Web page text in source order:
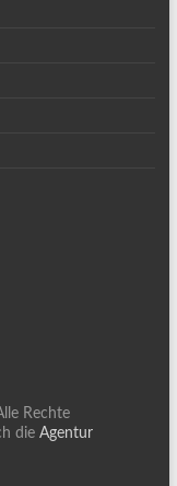
Rechte
die Agentur